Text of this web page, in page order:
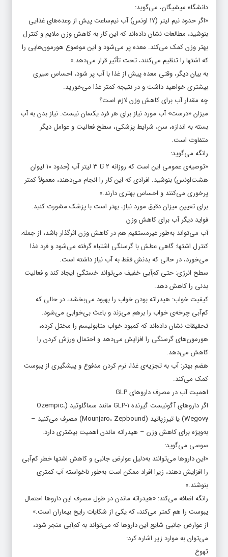
دانشگاه میشیگان، می‌گوید:
«اگر حدود نیم لیتر (۱۷ اونس) آب نیم‌ساعت پیش از وعده‌های غذایی
بنوشید، مطالعات نشان داده‌اند که این کار به کاهش وزن ملایم و کنترل
بهتر وزن کمک می‌کند. معده پر می‌شود و این موضوع هورمون‌هایی را
که اشتها را تنظیم می‌کنند، تحت تأثیر قرار می‌دهد.»
به بیان دیگر، وقتی معده پیش از غذا با آب پر شود، احساس سیری
بیشتری خواهید داشت و در نتیجه کمتر غذا می‌خورید.
چه مقدار آب برای کاهش وزن لازم است؟
میزان «درست» آب مورد نیاز برای هر فرد یکسان نیست. نیاز بدن به آب
بسته به اندازه، سن، شرایط پزشکی، سطح فعالیت و عوامل دیگر
متفاوت است.
رانگه می‌گوید:
«توصیه‌ی عمومی این است که روزانه ۲ تا ۳ لیتر آب (حدود ۱۰ لیوان
هشت‌اونس) بنوشید. افرادی که این کار را انجام می‌دهند، معمولاً کمتر
پرخوری می‌کنند و احساس بهتری دارند.»
برای تعیین میزان دقیق مورد نیاز، بهتر است با پزشک مشورت کنید.
فواید دیگر آب برای کاهش وزن
آب می‌تواند به‌طور غیرمستقیم هم در کاهش وزن اثرگذار باشد، از جمله:
کنترل اشتها: گاهی عطش با گرسنگی اشتباه گرفته می‌شود و فرد غذا
می‌خورد، در حالی که بدنش فقط به آب نیاز داشته است.
سطح انرژی: حتی کم‌آبی خفیف می‌تواند خستگی ایجاد کند و فعالیت
بدنی را کاهش دهد.
کیفیت خواب: هیدراته بودن خواب را بهبود می‌بخشد، در حالی که
کم‌آبی چرخه‌ی خواب را برهم می‌زند و باعث بی‌خوابی می‌شود.
تحقیقات نشان داده‌اند که کمبود خواب متابولیسم را مختل کرده،
هورمون‌های گرسنگی را افزایش می‌دهد و احتمال ورزش کردن را
کاهش می‌دهد.
هضم بهتر: آب به تجزیه‌ی غذا، نرم کردن مدفوع و پیشگیری از یبوست
کمک می‌کند.
اهمیت آب در مصرف داروهای GLP
اگر داروهای آگونیست گیرنده GLP-1 مانند سماگلوتید (Ozempic،
Wegovy) یا تیرزپاتید (Mounjaro، Zepbound) مصرف می‌کنید –
به‌ویژه برای کاهش وزن – هیدراته ماندن اهمیت بیشتری دارد.
سوسی می‌گوید:
«این داروها می‌توانند به‌دلیل عوارض جانبی و کاهش اشتها خطر کم‌آبی
را افزایش دهند، زیرا افراد ممکن است به‌طور ناخواسته آب کمتری
بنوشند.»
رانگه اضافه می‌کند: «هیدراته ماندن در طول مصرف این داروها احتمال
یبوست را هم کمتر می‌کند، که یکی از شکایات رایج بیماران است.»
از عوارض جانبی شایع این داروها که می‌تواند به کم‌آبی منجر شود،
می‌توان به موارد زیر اشاره کرد:
تهوع